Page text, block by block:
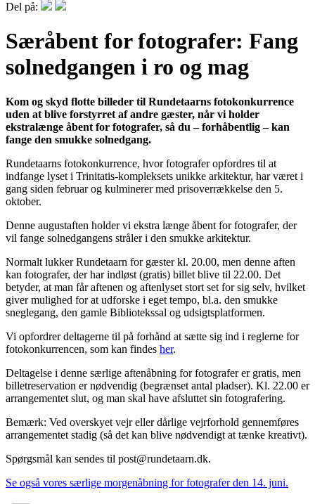
Del på:
Særåbent for fotografer: Fang
solnedgangen i ro og mag
Kom og skyd flotte billeder til Rundetaarns fotokonkurrence
uden at blive forstyrret af andre gæster, når vi holder
ekstralænge åbent for fotografer, så du – forhåbentlig – kan
fange den smukke solnedgang.
Rundetaarns fotokonkurrence, hvor fotografer opfordres til at
indfange lyset i Trinitatis-kompleksets unikke arkitektur, har været i
gang siden februar og kulminerer med prisoverrækkelse den 5.
oktober.
Denne augustaften holder vi ekstra længe åbent for fotografer, der
vil fange solnedgangens stråler i den smukke arkitektur.
Normalt lukker Rundetaarn for gæster kl. 20.00, men denne aften
kan fotografer, der har indløst (gratis) billet blive til 22.00. Det
betyder, at man får aftenen og aftenlyset stort set for sig selv, hvilket
giver mulighed for at udforske i eget tempo, bl.a. den smukke
sneglegang, den gamle Bibliotekssal og udsigtsplatformen.
Vi opfordrer deltagerne til på forhånd at sætte sig ind i reglerne for
fotokonkurrencen, som kan findes her.
Deltagelse i denne særlige aftenåbning for fotografer er gratis, men
billetreservation er nødvendig (begrænset antal pladser). Kl. 22.00 er
arrangementet slut, og man skal have afsluttet sin fotografering.
Bemærk: Ved overskyet vejr eller dårlige vejrforhold gennemføres
arrangementet stadig (så det kan blive nødvendigt at tænke kreativt).
Spørgsmål kan sendes til post@rundetaarn.dk.
Se også vores særlige morgenåbning for fotografer den 14. juni.